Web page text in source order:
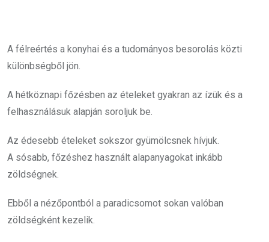
A félreértés a konyhai és a tudományos besorolás közti
különbségből jön.
A hétköznapi főzésben az ételeket gyakran az ízük és a
felhasználásuk alapján soroljuk be.
Az édesebb ételeket sokszor gyümölcsnek hívjuk.
A sósabb, főzéshez használt alapanyagokat inkább
zöldségnek.
Ebből a nézőpontból a paradicsomot sokan valóban
zöldségként kezelik.